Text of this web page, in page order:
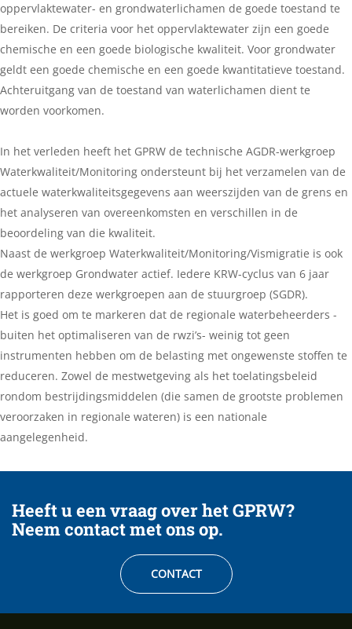
oppervlaktewater- en grondwaterlichamen de goede toestand te
bereiken. De criteria voor het oppervlaktewater zijn een goede
chemische en een goede biologische kwaliteit. Voor grondwater
geldt een goede chemische en een goede kwantitatieve toestand.
Achteruitgang van de toestand van waterlichamen dient te
worden voorkomen.
In het verleden heeft het GPRW de technische AGDR-werkgroep
Waterkwaliteit/Monitoring ondersteunt bij het verzamelen van de
actuele waterkwaliteitsgegevens aan weerszijden van de grens en
het analyseren van overeenkomsten en verschillen in de
beoordeling van die kwaliteit.
Naast de werkgroep Waterkwaliteit/Monitoring/Vismigratie is ook
de werkgroep Grondwater actief. Iedere KRW-cyclus van 6 jaar
rapporteren deze werkgroepen aan de stuurgroep (SGDR).
Het is goed om te markeren dat de regionale waterbeheerders -
buiten het optimaliseren van de rwzi’s- weinig tot geen
instrumenten hebben om de belasting met ongewenste stoffen te
reduceren. Zowel de mestwetgeving als het toelatingsbeleid
rondom bestrijdingsmiddelen (die samen de grootste problemen
veroorzaken in regionale wateren) is een nationale
aangelegenheid.
Heeft u een vraag over het GPRW?
Neem contact met ons op.
CONTACT